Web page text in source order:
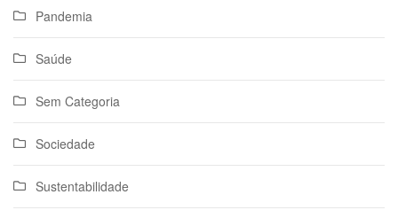
Pandemia
Saúde
Sem Categoria
Sociedade
Sustentabilidade